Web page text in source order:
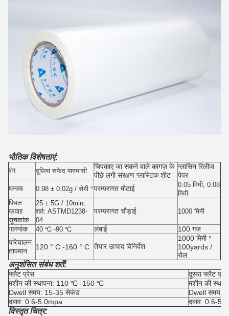
भौतिक विशेषताएं:
रंग दूधिया सफेद पारभासी
चिपकाए जा सकने वाले कागज़ के
पीछे लगी संरक्षण प्लास्टिक शीट
ग्लासिन रिलीज
पेपर
घनत्व
0.98 ± 0.02g / सेमी ³ परम्परागत मोटाई
0.05 मिमी, 0.08
मिमी
पिघल
प्रवाह
सूचकांक
25 ± 5G / 10min;
शर्त: ASTMD1238-
04
परम्परागत चौड़ाई 1000 मिमी
गलनांक 40 ℃ -90 ℃ लंबाई
100 गज
परिचालन
तापमान
120 ° C -160 ° C तैयार उत्पाद विनिर्देश
1000 मिमी *
100yards /
रोल
अनुशंसित संबंध शर्तें:
फ्लैट प्रेस
दूसरा फ्लैट प्रेस
मशीन की स्थापना: 110 ℃ -150 ℃
मशीन की
Dwell समय: 15-35 सेकंड
Dwell समय:
दबाव: 0.6-5.0mpa
दबाव: 0.6-
विस्तृत चित्र: